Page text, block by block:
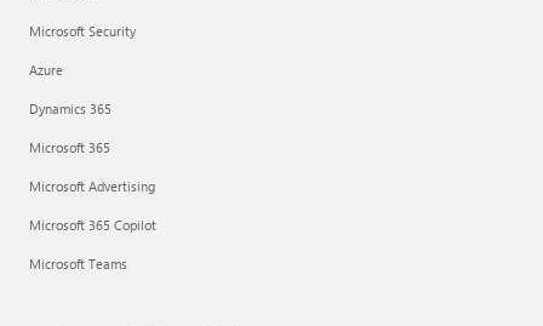
Microsoft Security
Azure
Dynamics 365
Microsoft 365
Microsoft Advertising
Microsoft 365 Copilot
Microsoft Teams